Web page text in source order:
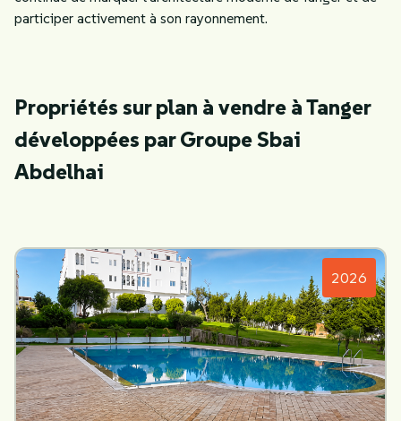
participer activement à son rayonnement.
Propriétés sur plan à vendre à Tanger
développées par Groupe Sbai
Abdelhai
2026